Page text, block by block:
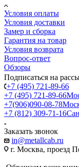
Условия оплаты
Условия доставки
Замер и сборка
Гарантия на товар
Условия возврата
Вопрос-ответ
Обзоры
Подписаться на
+7 (495) 721-89-66
+7 (495) 721-89-66
+7(906)090-08-78
+7 (812) 309-71-16
Заказать звонок
in@metallcab.ru
г. Москва, проезд